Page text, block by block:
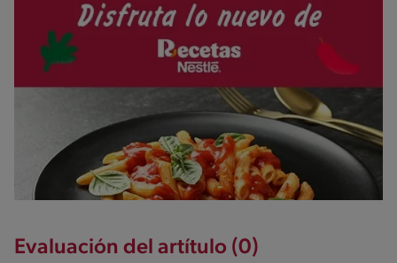
Evaluación del artítulo (0)